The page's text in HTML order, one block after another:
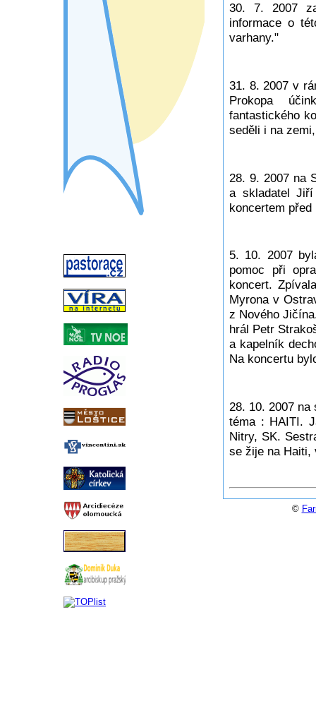
30. 7. 2007
informace o
varhany."
31. 8. 2007 v
Prokopa
fantastického
seděli i na
28. 9. 2007 na
a skladatel
koncertem
5. 10. 2007
pomoc při
koncert.
Myrona v
z Nového
hrál Petr
a kapelník
Na koncertu
28. 10. 2007
téma : HAITI.
Nitry, SK.
se žije na Haiti,
©